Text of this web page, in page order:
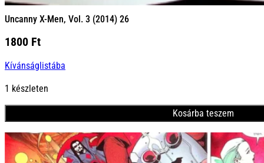
Uncanny X-Men, Vol. 3 (2014) 26
1800 Ft
Kívánságlistába
1 készleten
Kosárba teszem